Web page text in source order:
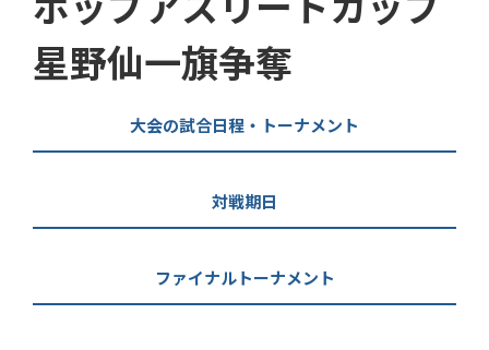
星野仙一旗争奪
大会の試合日程・トーナメント
対戦期日
ファイナルトーナメント